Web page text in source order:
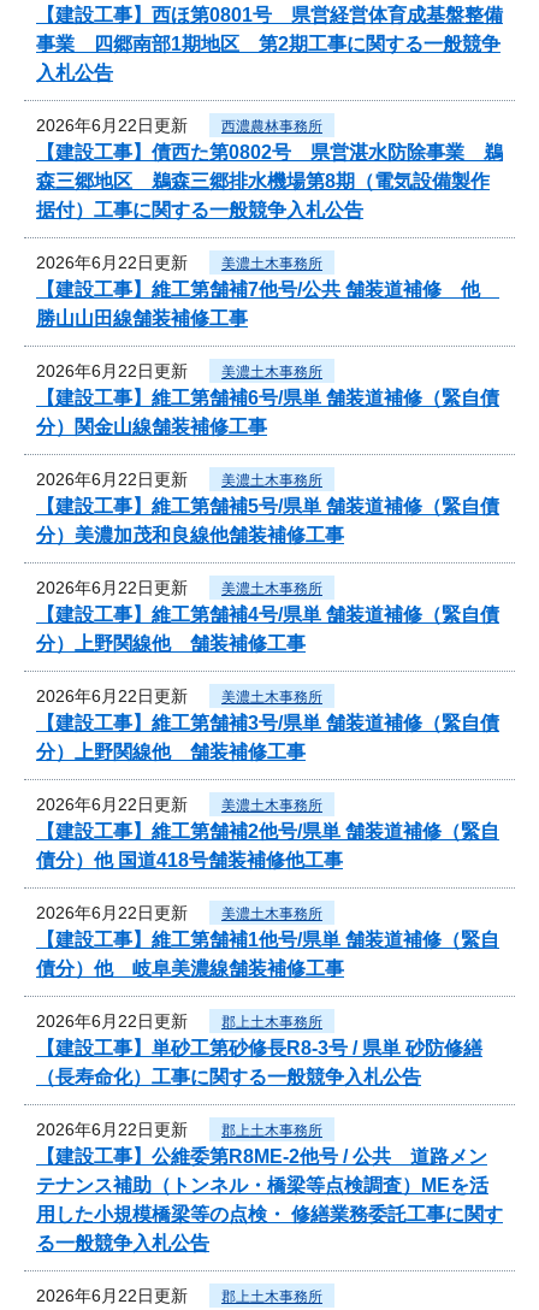
【建設工事】西ほ第0801号 県営経営体育成基盤整備
事業 四郷南部1期地区 第2期工事に関する一般競争
入札公告
2026年6月22日更新 西濃農林事務所
【建設工事】債西た第0802号 県営湛水防除事業 鵜
森三郷地区 鵜森三郷排水機場第8期（電気設備製作
据付）工事に関する一般競争入札公告
2026年6月22日更新 美濃土木事務所
【建設工事】維工第舗補7他号/公共 舗装道補修 他
勝山山田線舗装補修工事
2026年6月22日更新 美濃土木事務所
【建設工事】維工第舗補6号/県単 舗装道補修（緊自債
分）関金山線舗装補修工事
2026年6月22日更新 美濃土木事務所
【建設工事】維工第舗補5号/県単 舗装道補修（緊自債
分）美濃加茂和良線他舗装補修工事
2026年6月22日更新 美濃土木事務所
【建設工事】維工第舗補4号/県単 舗装道補修（緊自債
分）上野関線他 舗装補修工事
2026年6月22日更新 美濃土木事務所
【建設工事】維工第舗補3号/県単 舗装道補修（緊自債
分）上野関線他 舗装補修工事
2026年6月22日更新 美濃土木事務所
【建設工事】維工第舗補2他号/県単 舗装道補修（緊自
債分）他 国道418号舗装補修他工事
2026年6月22日更新 美濃土木事務所
【建設工事】維工第舗補1他号/県単 舗装道補修（緊自
債分）他 岐阜美濃線舗装補修工事
2026年6月22日更新 郡上土木事務所
【建設工事】単砂工第砂修長R8-3号 / 県単 砂防修繕
（長寿命化）工事に関する一般競争入札公告
2026年6月22日更新 郡上土木事務所
【建設工事】公維委第R8ME-2他号 / 公共 道路メン
テナンス補助（トンネル・橋梁等点検調査）MEを活
用した小規模橋梁等の点検・ 修繕業務委託工事に関す
る一般競争入札公告
2026年6月22日更新 郡上土木事務所